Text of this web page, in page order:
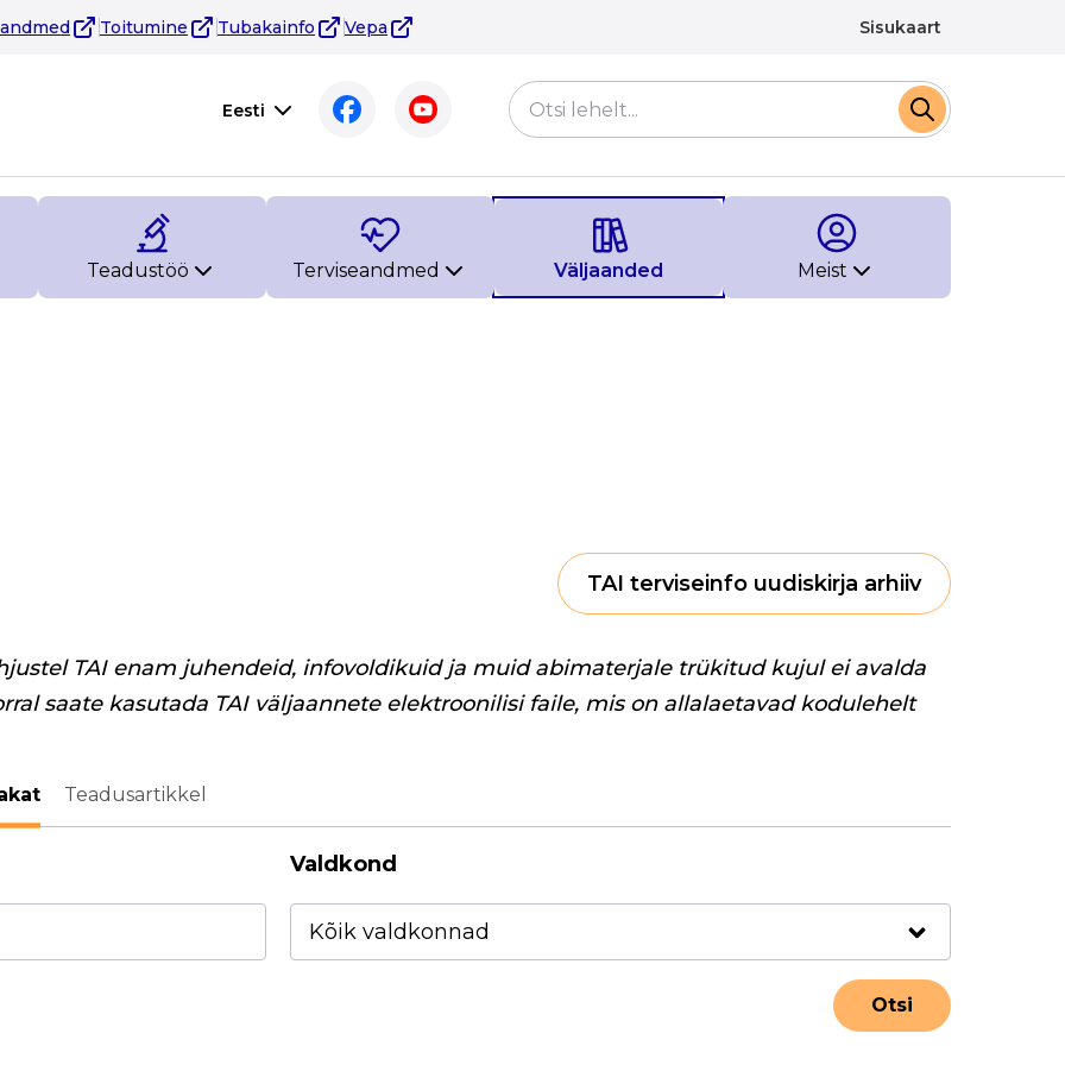
Toitumine Tubakainfo Vepa Sisukaart
Eesti
Teadustöö Terviseandmed Väljaanded Meist
TAI terviseinfo uudiskirja arhiiv
TAI enam juhendeid, infovoldikuid ja muid abimaterjale trükitud kujul ei avalda
saate kasutada TAI väljaannete elektroonilisi faile, mis on allalaetavad kodulehelt
Teadusartikkel
Valdkond